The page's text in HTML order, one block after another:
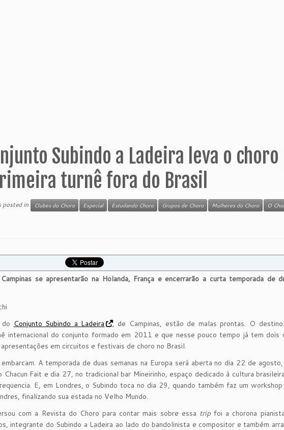
Subindo a Ladeira leva o
turnê fora do Brasil
posted in Clubes do Choro Especial Estudando Choro Grupos de Choro Mulheres do Choro O
se apresentarão na Holanda, França e encerrarão a curta temporada de
Conjunto Subindo a Ladeira
, de Campinas, estão de malas prontas. O
internacional do conjunto formado em 2011 e que nesse pouco tempo já tem dois
em circuitos e festivais de choro no Brasil.
A temporada de duas semanas na Europa será aberta no dia 22 de
Chacun Fait e dia 27, no tradicional bar Mineirinho, espaço dedicado à cultura
E, em Londres, o Subindo toca no dia 29, quando também faz um
finalizando sua estada no Velho Mundo.
com a Revista do Choro para contar mais sobre essa tripfoi a chorona
integrante do Subindo a Ladeira ao lado do bandolinista e compositor e também